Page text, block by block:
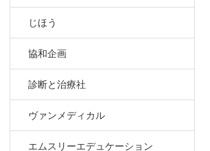
じほう
協和企画
診断と治療社
ヴァンメディカル
エムスリーエデュケーション